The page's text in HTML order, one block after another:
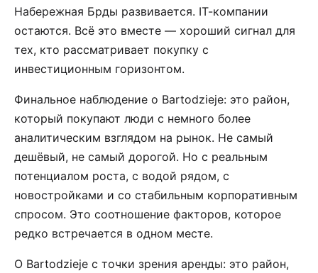
Набережная Брды развивается. IT-компании
остаются. Всё это вместе — хороший сигнал для
тех, кто рассматривает покупку с
инвестиционным горизонтом.
Финальное наблюдение о Bartodzieje: это район,
который покупают люди с немного более
аналитическим взглядом на рынок. Не самый
дешёвый, не самый дорогой. Но с реальным
потенциалом роста, с водой рядом, с
новостройками и со стабильным корпоративным
спросом. Это соотношение факторов, которое
редко встречается в одном месте.
О Bartodzieje с точки зрения аренды: это район,